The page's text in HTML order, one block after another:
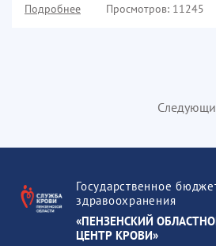
Подробнее Просмотров: 11245
Государственное
здравоохранения
«ПЕНЗЕНСКИЙ
ЦЕНТР КРОВИ»